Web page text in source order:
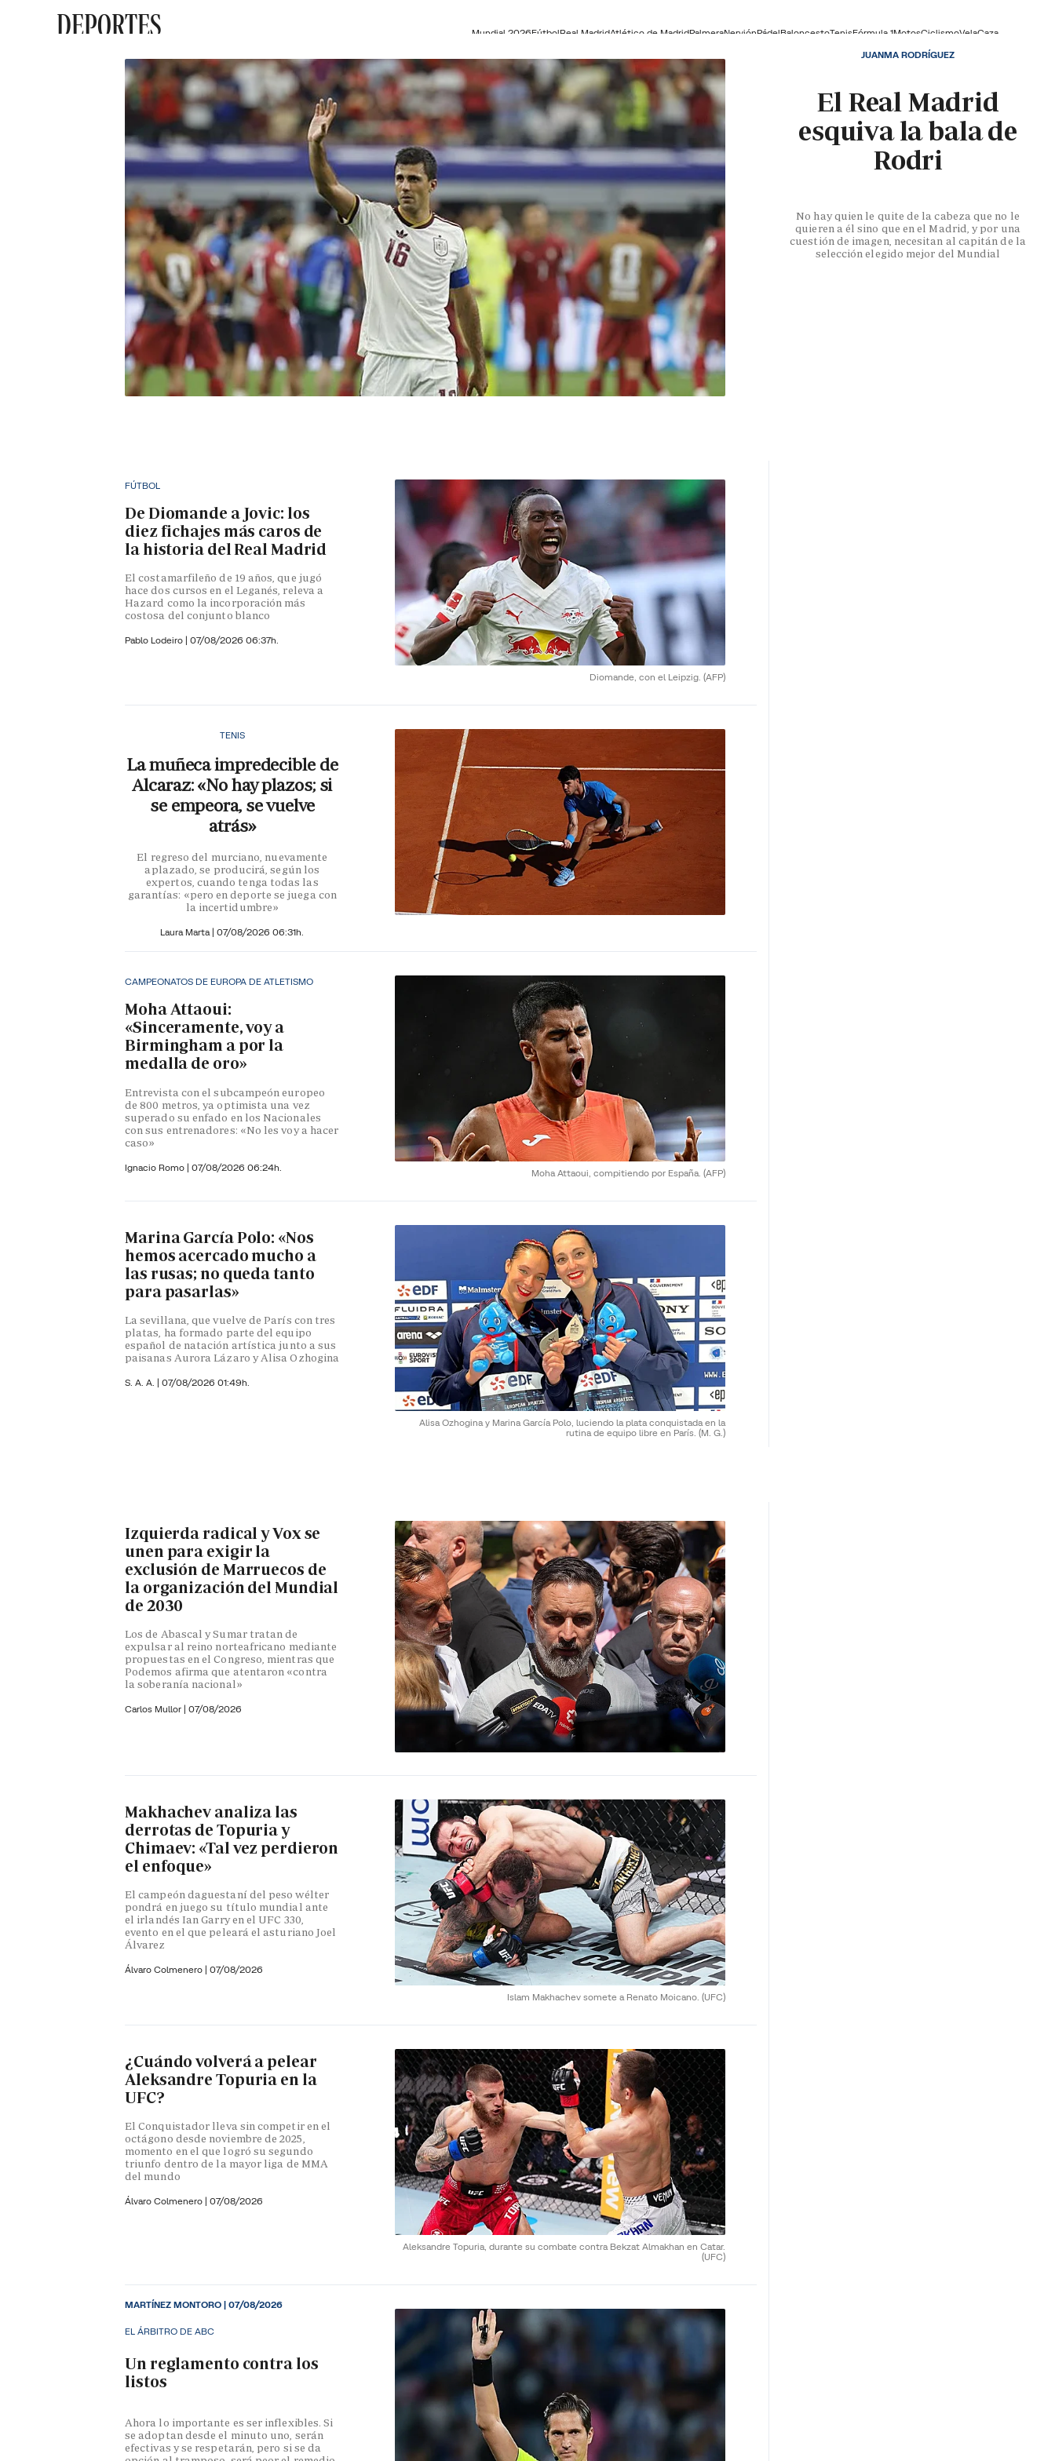
DEPORTES Mundial 2026FútbolReal MadridAtlético de MadridPalmeraNerviónPádelBaloncestoTenisFórmula 1MotosCiclismoVelaCaza
El Real Madrid
esquiva la bala de
Rodri
No hay quien le quite de la cabeza que no le
quieren a él sino que en el Madrid, y por una
cuestión de imagen, necesitan al capitán de la
selección elegido mejor del Mundial
JUANMA RODRÍGUEZ
Diomande, con el Leipzig. (AFP)
FÚTBOL
De Diomande a Jovic: los
diez fichajes más caros de
la historia del Real Madrid
El costamarfileño de 19 años, que jugó
hace dos cursos en el Leganés, releva a
Hazard como la incorporación más
costosa del conjunto blanco
Pablo Lodeiro | 07/08/2026 06:37h.
TENIS
La muñeca impredecible de
Alcaraz: «No hay plazos; si
se empeora, se vuelve
atrás»
El regreso del murciano, nuevamente
aplazado, se producirá, según los
expertos, cuando tenga todas las
garantías: «pero en deporte se juega con
la incertidumbre»
Laura Marta |07/08/2026 06:31h.
Moha Attaoui, compitiendo por España. (AFP)
CAMPEONATOS DE EUROPA DE ATLETISMO
Moha Attaoui:
«Sinceramente, voy a
Birmingham a por la
medalla de oro»
Entrevista con el subcampeón europeo
de 800 metros, ya optimista una vez
superado su enfado en los Nacionales
con sus entrenadores: «No les voy a hacer
caso»
Ignacio Romo | 07/08/2026 06:24h.
Alisa Ozhogina y Marina García Polo, luciendo la plata conquistada en la
rutina de equipo libre en París. (M. G.)
Marina García Polo: «Nos
hemos acercado mucho a
las rusas; no queda tanto
para pasarlas»
La sevillana, que vuelve de París con tres
platas, ha formado parte del equipo
español de natación artística junto a sus
paisanas Aurora Lázaro y Alisa Ozhogina
S. A. A. | 07/08/2026 01:49h.
Izquierda radical y Vox se
unen para exigir la
exclusión de Marruecos de
la organización del Mundial
de 2030
Los de Abascal y Sumar tratan de
expulsar al reino norteafricano mediante
propuestas en el Congreso, mientras que
Podemos afirma que atentaron «contra
la soberanía nacional»
Carlos Mullor | 07/08/2026
Islam Makhachev somete a Renato Moicano. (UFC)
Makhachev analiza las
derrotas de Topuria y
Chimaev: «Tal vez perdieron
el enfoque»
El campeón daguestaní del peso wélter
pondrá en juego su título mundial ante
el irlandés Ian Garry en el UFC 330,
evento en el que peleará el asturiano Joel
Álvarez
Álvaro Colmenero | 07/08/2026
Aleksandre Topuria, durante su combate contra Bekzat Almakhan en Catar.
(UFC)
¿Cuándo volverá a pelear
Aleksandre Topuria en la
UFC?
El Conquistador lleva sin competir en el
octágono desde noviembre de 2025,
momento en el que logró su segundo
triunfo dentro de la mayor liga de MMA
del mundo
Álvaro Colmenero | 07/08/2026
EL ÁRBITRO DE ABC
Un reglamento contra los
listos
Ahora lo importante es ser inflexibles. Si
se adoptan desde el minuto uno, serán
efectivas y se respetarán, pero si se da
MARTÍNEZ MONTORO|07/08/2026